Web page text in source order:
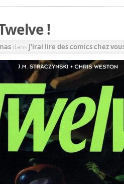
!
dans J'irai lire des comics chez